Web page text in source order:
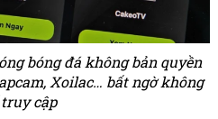
bóng đá không bản quyền
Xoilac… bất ngờ không
cập